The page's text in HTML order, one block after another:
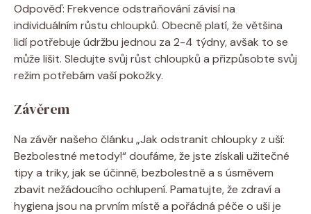
Odpověď: Frekvence odstraňování závisí na
individuálním růstu chloupků. Obecně platí, že většina
lidí potřebuje údržbu jednou za 2-4 týdny, avšak to se
může lišit. Sledujte svůj růst chloupků a přizpůsobte svůj
režim potřebám vaší pokožky.
Závěrem
Na závěr našeho článku „Jak odstranit chloupky z uší:
Bezbolestné metody!“ doufáme, že jste získali užitečné
tipy a triky, jak se účinně, bezbolestně a s úsměvem
zbavit nežádoucího ochlupení. Pamatujte, že zdraví a
hygiena jsou na prvním místě a pořádná péče o uši je